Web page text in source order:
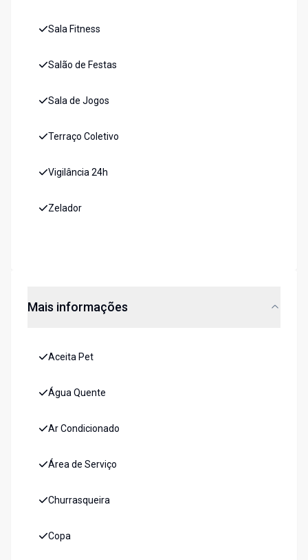
Sala Fitness
Salão de Festas
Sala de Jogos
Terraço Coletivo
Vigilância 24h
Zelador
Mais informações
Aceita Pet
Água Quente
Ar Condicionado
Área de Serviço
Churrasqueira
Copa